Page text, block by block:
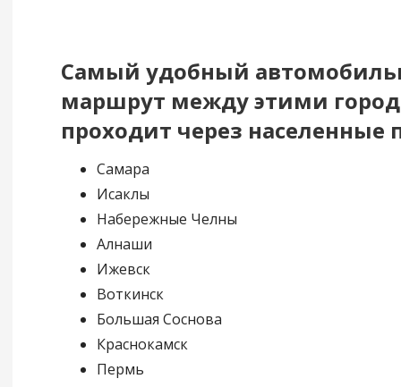
Самый удобный
маршрут между этими
проходит через населенные
Самара
Исаклы
Набережные Челны
Алнаши
Ижевск
Воткинск
Большая Соснова
Краснокамск
Пермь